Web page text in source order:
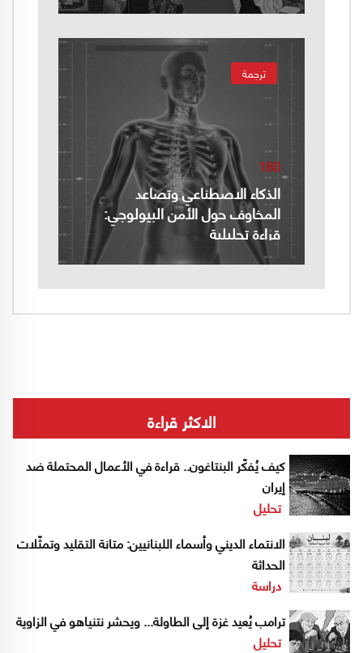
ترجمة
180
الذكاء الاصطناعي وتصاعد
المخاوف حول الأمن البيولوجي:
قراءة تحليلية
الاكثر قراءة
كيف يُفكّر البنتاغون.. قراءة في الأعمال المحتملة ضد
إيران
تحليل
الانتماء الديني وأسماء اللبنانيين: متانة التقليد وتمثّلات
الحداثة
دراسة
ترامب يُعيد غزة إلى الطاولة... ويحشر نتنياهو في الزاوية
تحليل